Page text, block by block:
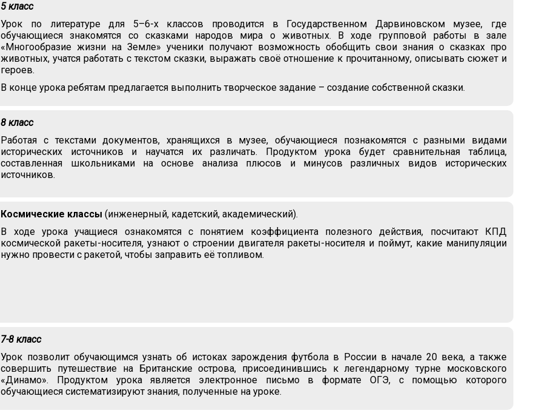
5 класс
Урок по литературе для 5–6-х классов проводится в Государственном Дарвиновском музее, где
обучающиеся знакомятся со сказками народов мира о животных. В ходе групповой работы в зале
«Многообразие жизни на Земле» ученики получают возможность обобщить свои знания о сказках про
животных, учатся работать с текстом сказки, выражать своё отношение к прочитанному, описывать сюжет и
героев.
В конце урока ребятам предлагается выполнить творческое задание – создание собственной сказки.
8 класс
Работая с текстами документов, хранящихся в музее, обучающиеся познакомятся с разными видами
исторических источников и научатся их различать. Продуктом урока будет сравнительная таблица,
составленная школьниками на основе анализа плюсов и минусов различных видов исторических
источников.
Космические классы (инженерный, кадетский, академический).
В ходе урока учащиеся ознакомятся с понятием коэффициента полезного действия, посчитают КПД
космической ракеты-носителя, узнают о строении двигателя ракеты-носителя и поймут, какие манипуляции
нужно провести с ракетой, чтобы заправить её топливом.
7-8 класс
Урок позволит обучающимся узнать об истоках зарождения футбола в России в начале 20 века, а также
совершить путешествие на Британские острова, присоединившись к легендарному турне московского
«Динамо». Продуктом урока является электронное письмо в формате ОГЭ, с помощью которого
обучающиеся систематизируют знания, полученные на уроке.